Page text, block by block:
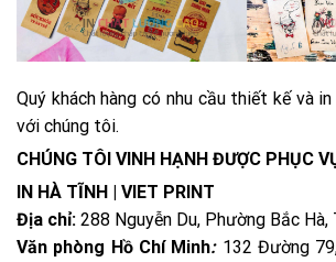
Quý khách hàng có nhu cầu thiết kế và
với chúng tôi.
CHÚNG TÔI VINH HẠNH ĐƯỢC PHỤC
IN HÀ TĨNH | VIET PRINT
Địa chỉ: 288 Nguyễn Du, Phường Bắc Hà,
Văn phòng Hồ Chí Minh:132 Đường